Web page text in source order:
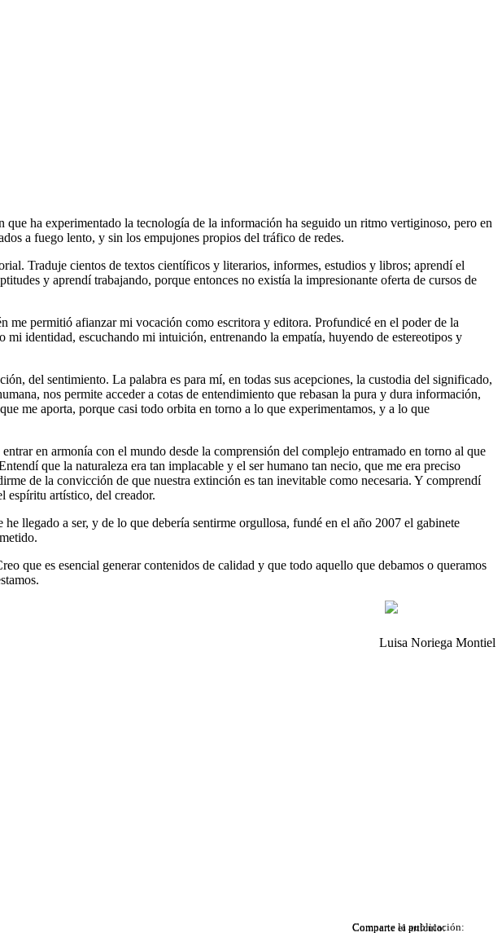
ha experimentado la tecnología de la información ha seguido un ritmo vertiginoso, pero en
a fuego lento, y sin los empujones propios del tráfico de redes.
Traduje cientos de textos científicos y literarios, informes, estudios y libros; aprendí el
y aprendí trabajando, porque entonces no existía la impresionante oferta de cursos de
permitió afianzar mi vocación como escritora y editora. Profundicé en el poder de la
identidad, escuchando mi intuición, entrenando la empatía, huyendo de estereotipos y
del sentimiento. La palabra es para mí, en todas sus acepciones, la custodia del significado,
nos permite acceder a cotas de entendimiento que rebasan la pura y dura información,
me aporta, porque casi todo orbita en torno a lo que experimentamos, y a lo que
en armonía con el mundo desde la comprensión del complejo entramado en torno al que
que la naturaleza era tan implacable y el ser humano tan necio, que me era preciso
de la convicción de que nuestra extinción es tan inevitable como necesaria. Y comprendí
espíritu artístico, del creador.
llegado a ser, y de lo que debería sentirme orgullosa, fundé en el año 2007 el gabinete
que es esencial generar contenidos de calidad y que todo aquello que debamos o queramos
Luisa Noriega Montiel
Comparte el artículo:
Comparte la publicación: